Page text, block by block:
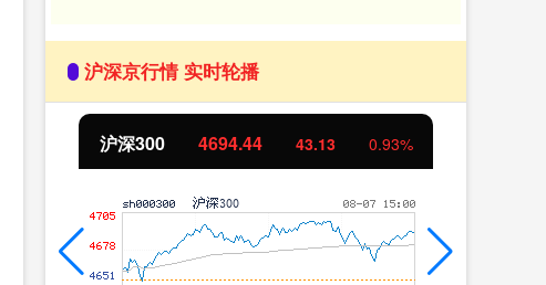
沪深京行情 实时轮播
北证50 1134.24 11.37 1.01%